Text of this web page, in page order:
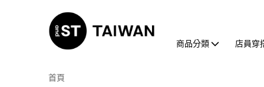
商品分類 店員穿
首頁